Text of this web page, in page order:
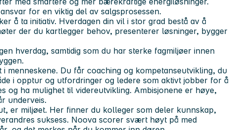
for en viktig del av salgsprosessen.
å ta initiativ. Hverdagen din vil i stor grad bestå av å
der du kartlegger behov, presenterer løsninger, bygger
hverdag, samtidig som du har sterke fagmiljøer innen
menneskene. Du får coaching og kompetanseutvikling, du
i opptur og utfordringer og ledere som aktivt jobber for å
og ha mulighet til videreutvikling. Ambisjonene er høye,
underveis.
er miljøet. Her finner du kolleger som deler kunnskap,
suksess. Noova scorer svært høyt på med